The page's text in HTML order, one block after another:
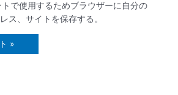
で使用するためブラウザーに自分の
ス、サイトを保存する。